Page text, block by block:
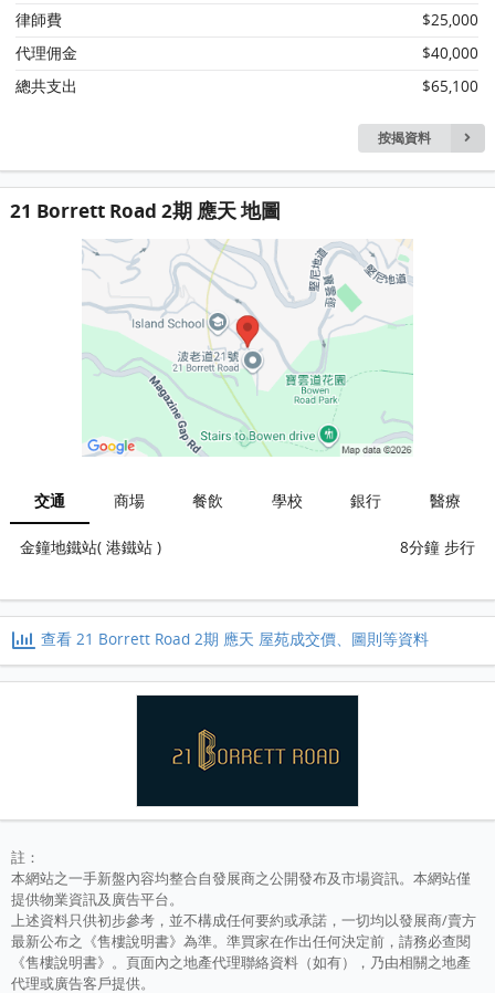
律師費
$25,000
代理佣金
$40,000
總共支出
$65,100
按揭資料
21 Borrett Road 2期 應天 地圖
交通 商場 餐飲 學校 銀行 醫療
金鐘地鐵站( 港鐵站 ) 8分鐘 步行
查看 21 Borrett Road 2期 應天 屋苑成交價、圖則等資料
註：
本網站之一手新盤內容均整合自發展商之公開發布及市場資訊。本網站僅
提供物業資訊及廣告平台。
上述資料只供初步參考，並不構成任何要約或承諾，一切均以發展商/賣方
最新公布之《售樓說明書》為準。準買家在作出任何決定前，請務必查閱
《售樓說明書》。頁面內之地產代理聯絡資料（如有），乃由相關之地產
代理或廣告客戶提供。